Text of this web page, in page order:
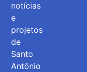
notícias
e
projetos
de
Santo
Antônio